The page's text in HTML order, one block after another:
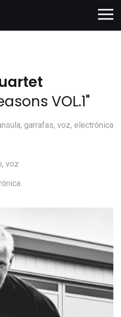
VOL.1"
garrafas, voz, electrónica
voz